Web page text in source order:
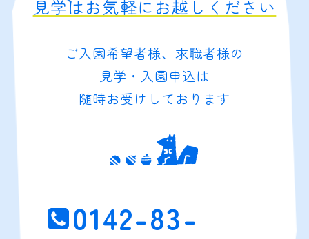
見学はお気軽にお越しください
ご入園希望者様、求職者様の
見学・入園申込は
随時お受けしております
0142-83-